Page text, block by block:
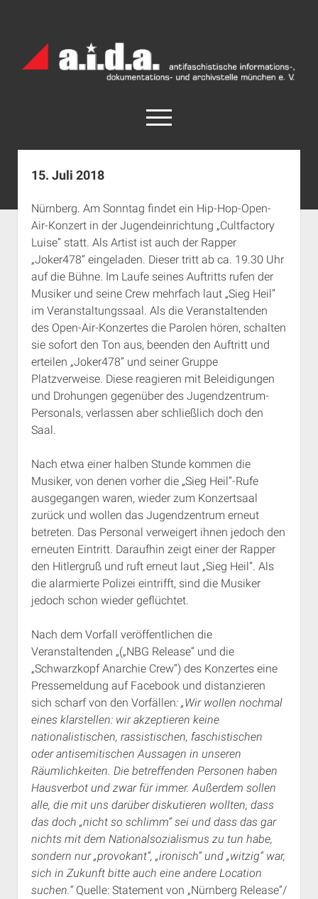
Archiv
München
open
menu
facebook
rss info@aida-archiv.de
Aktuelles
Termine
open
dropdown
menu
Antifaschistische Termine im Süden
Antifaschistische Termine in München
Rechte Termine im Süden
Rechte Termine München
Chronologie
Das Archiv
open
dropdown
menu
a.i.d.a. e. V. unterstützen
Über a.i.d.a.
RSS-Feeds, Twitter & Facebook
Bibliothek
Kontakt & PGP-Key
Impressum
15. Juli 2018
Nürnberg. Am Sonntag findet ein Hip-Hop-Open-
Air-Konzert in der Jugendeinrichtung „Cultfactory
Luise“ statt. Als Artist ist auch der Rapper
„Joker478“ eingeladen. Dieser tritt ab ca. 19.30 Uhr
auf die Bühne. Im Laufe seines Auftritts rufen der
Musiker und seine Crew mehrfach laut „Sieg Heil“
im Veranstaltungssaal. Als die Veranstaltenden
des Open-Air-Konzertes die Parolen hören, schalten
sie sofort den Ton aus, beenden den Auftritt und
erteilen „Joker478“ und seiner Gruppe
Platzverweise. Diese reagieren mit Beleidigungen
und Drohungen gegenüber des Jugendzentrum-
Personals, verlassen aber schließlich doch den
Saal.
Nach etwa einer halben Stunde kommen die
Musiker, von denen vorher die „Sieg Heil“-Rufe
ausgegangen waren, wieder zum Konzertsaal
zurück und wollen das Jugendzentrum erneut
betreten. Das Personal verweigert ihnen jedoch den
erneuten Eintritt. Daraufhin zeigt einer der Rapper
den Hitlergruß und ruft erneut laut „Sieg Heil“. Als
die alarmierte Polizei eintrifft, sind die Musiker
jedoch schon wieder geflüchtet.
Nach dem Vorfall veröffentlichen die
Veranstaltenden „(„NBG Release“ und die
„Schwarzkopf Anarchie Crew“) des Konzertes eine
Pressemeldung auf Facebook und distanzieren
sich scharf von den Vorfällen: „Wir wollen nochmal
eines klarstellen: wir akzeptieren keine
nationalistischen, rassistischen, faschistischen
oder antisemitischen Aussagen in unseren
Räumlichkeiten. Die betreffenden Personen haben
Hausverbot und zwar für immer. Außerdem sollen
alle, die mit uns darüber diskutieren wollten, dass
das doch „nicht so schlimm“ sei und dass das gar
nichts mit dem Nationalsozialismus zu tun habe,
sondern nur „provokant“, „ironisch“ und „witzig“ war,
sich in Zukunft bitte auch eine andere Location
suchen.“ Quelle: Statement von „Nürnberg Release“/